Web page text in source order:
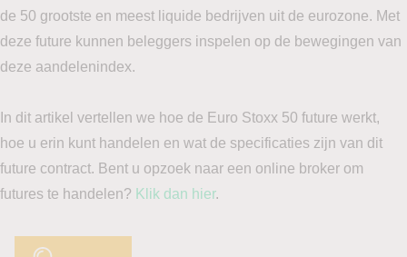
de 50 grootste en meest liquide bedrijven uit de eurozone. Met
deze future kunnen beleggers inspelen op de bewegingen van
deze aandelenindex.
In dit artikel vertellen we hoe de Euro Stoxx 50 future werkt,
hoe u erin kunt handelen en wat de specificaties zijn van dit
future contract. Bent u opzoek naar een online broker om
futures te handelen? Klik dan hier.